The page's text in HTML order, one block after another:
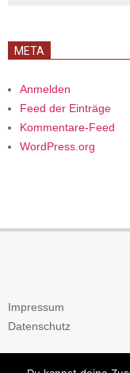
META
Anmelden
Feed der Einträge
Kommentare-Feed
WordPress.org
Impressum
Datenschutz